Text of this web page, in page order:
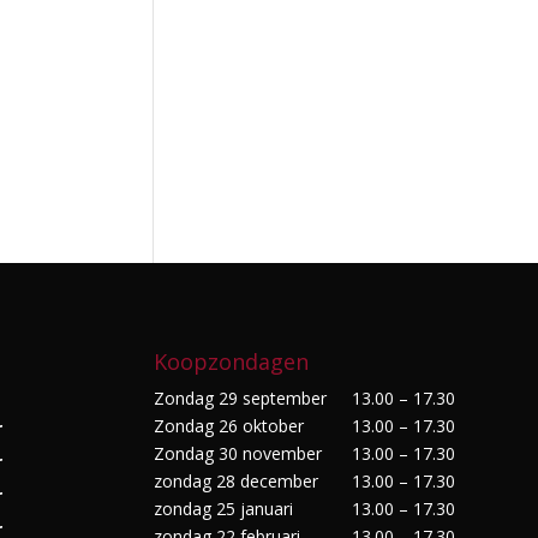
Koopzondagen
Zondag 29 september
13.00 – 17.30
Zondag 26 oktober
13.00 – 17.30
Zondag 30 november
13.00 – 17.30
zondag 28 december
13.00 – 17.30
zondag 25 januari
13.00 – 17.30